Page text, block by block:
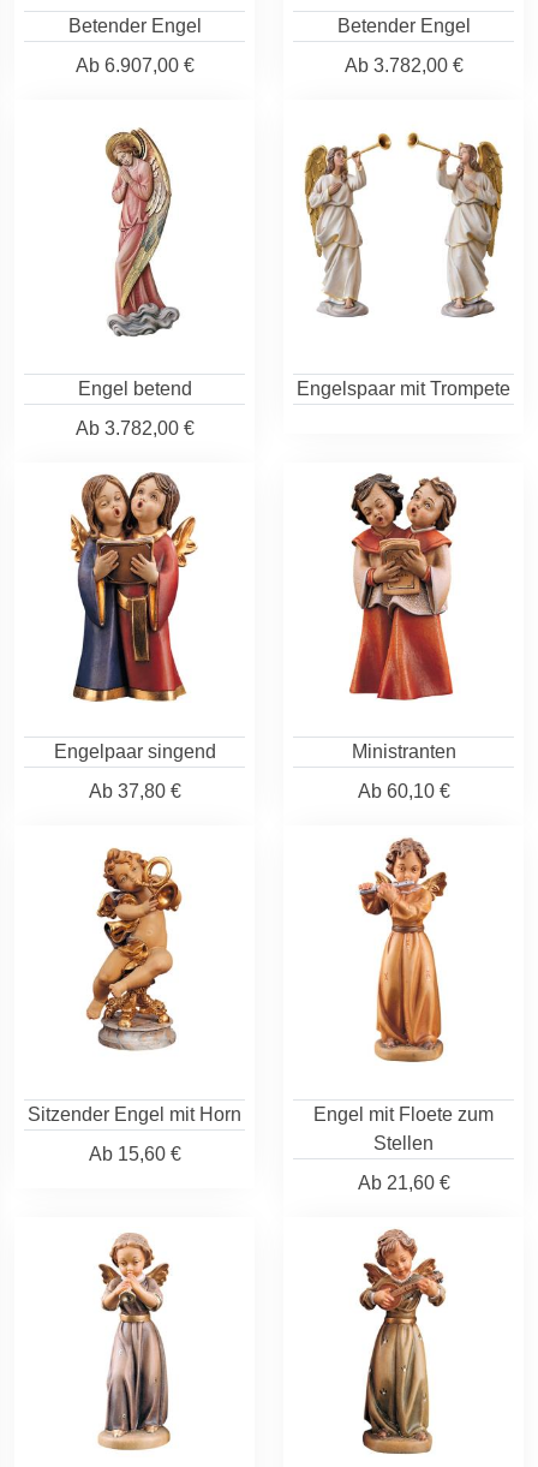
Betender Engel
Ab6.907,00 €
Betender Engel
Ab3.782,00 €
Engel betend
Ab3.782,00 €
Engelspaar mit Trompete
Engelpaar singend
Ab37,80 €
Ministranten
Ab60,10 €
Sitzender Engel mit Horn
Ab15,60 €
Engel mit Floete zum
Stellen
Ab21,60 €